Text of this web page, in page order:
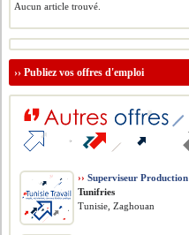
Aucun article trouvé.
››Publiez vos offres d'emploi
›› Superviseur Production
Tunifries
Tunisie, Zaghouan